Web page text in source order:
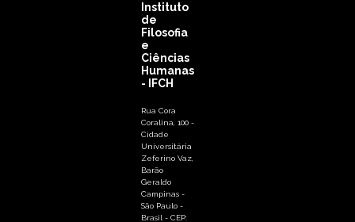
Instituto
de
Filosofia
e
Ciências
Humanas
- IFCH
Rua Cora
Coralina, 100 -
Cidade
Universitária
Zeferino Vaz,
Barão
Geraldo
Campinas -
São Paulo -
Brasil - CEP: